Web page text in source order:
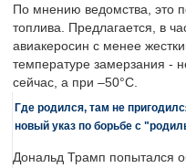
По мнению ведомства, это
топлива. Предлагается, в
авиакеросин с менее
температуре замерзания -
сейчас, а при –50°C.
Где родился, там не
новый указ по борьбе с
Дональд Трамп попытался